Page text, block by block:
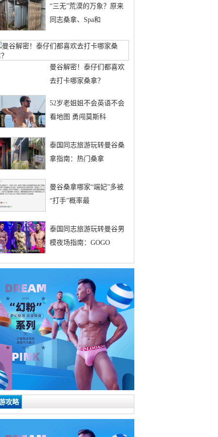
“三无”荒漠的万象？原来
同志桑拿、Spa和
曼谷解密！泰仔们都喜欢
去打卡哪家桑拿？
52岁老姐姐不会英语不会
看地图 勇闯莫斯科
泰国同志旅游玩转曼谷桑
拿指南：热门桑拿
曼谷桑拿哪家“端妃”多被
“打手”概率最
泰国同志旅游玩转曼谷男
模夜场指南：GOGO
攻略